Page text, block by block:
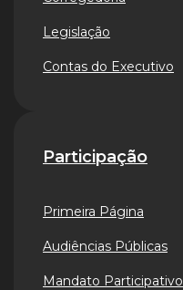
Legislação
Contas do Executivo
Participação
Primeira Página
Audiências Públicas
Mandato Participativo